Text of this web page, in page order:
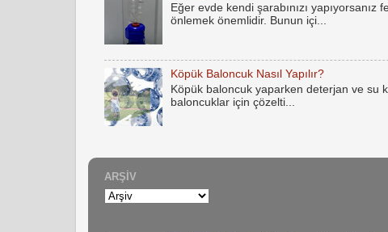
Eğer evde kendi şarabınızı yapıyorsanız
önlemek önemlidir. Bunun içi...
Köpük Baloncuk Nasıl Yapılır?
Köpük baloncuk yaparken deterjan ve su
baloncuklar için çözelti...
ARŞIV